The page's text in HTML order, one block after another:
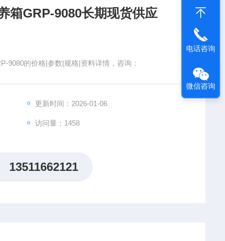
箱GRP-9080长期现货供应
9080的价格|参数|规格|资料详情，咨询：
更新时间：2026-01-06
访问量：1458
13511662121
电话咨询
微信咨询